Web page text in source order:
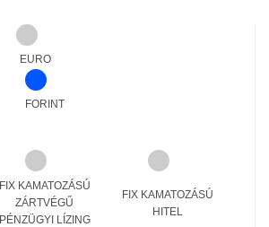
EURO
FORINT
FIX KAMATOZÁSÚ
ZÁRTVÉGŰ
PÉNZÜGYI LÍZING
FIX KAMATOZÁSÚ
HITEL